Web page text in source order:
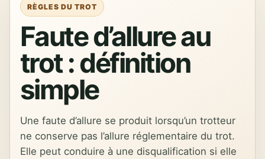
RÈGLES DU TROT
Faute d’allure au
trot : définition
simple
Une faute d’allure se produit lorsqu’un trotteur
ne conserve pas l’allure réglementaire du trot.
Elle peut conduire à une disqualification si elle